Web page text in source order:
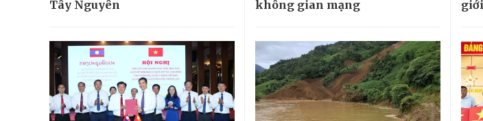
Tây Nguyên
không gian mạng
giới